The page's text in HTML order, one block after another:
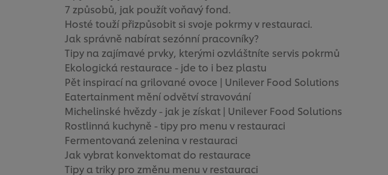
7 způsobů, jak použít voňavý fond.
Hosté touží přizpůsobit si svoje pokrmy v restauraci.
Jak správně nabírat sezónní pracovníky?
Tipy na zajímavé prvky, kterými ozvláštníte servis pokrmů
Ekologická restaurace - jde to i bez plastu
Pět inspirací na grilované ovoce | Unilever Food Solutions
Eatertainment mění odvětví stravování
Michelinské hvězdy - jak je získat | Unilever Food Solutions
Rostlinná kuchyně - tipy pro menu v restauraci
Fermentovaná zelenina v restauraci
Jak vybrat konvektomat do restaurace
Tipy a triky pro změnu menu v restauraci